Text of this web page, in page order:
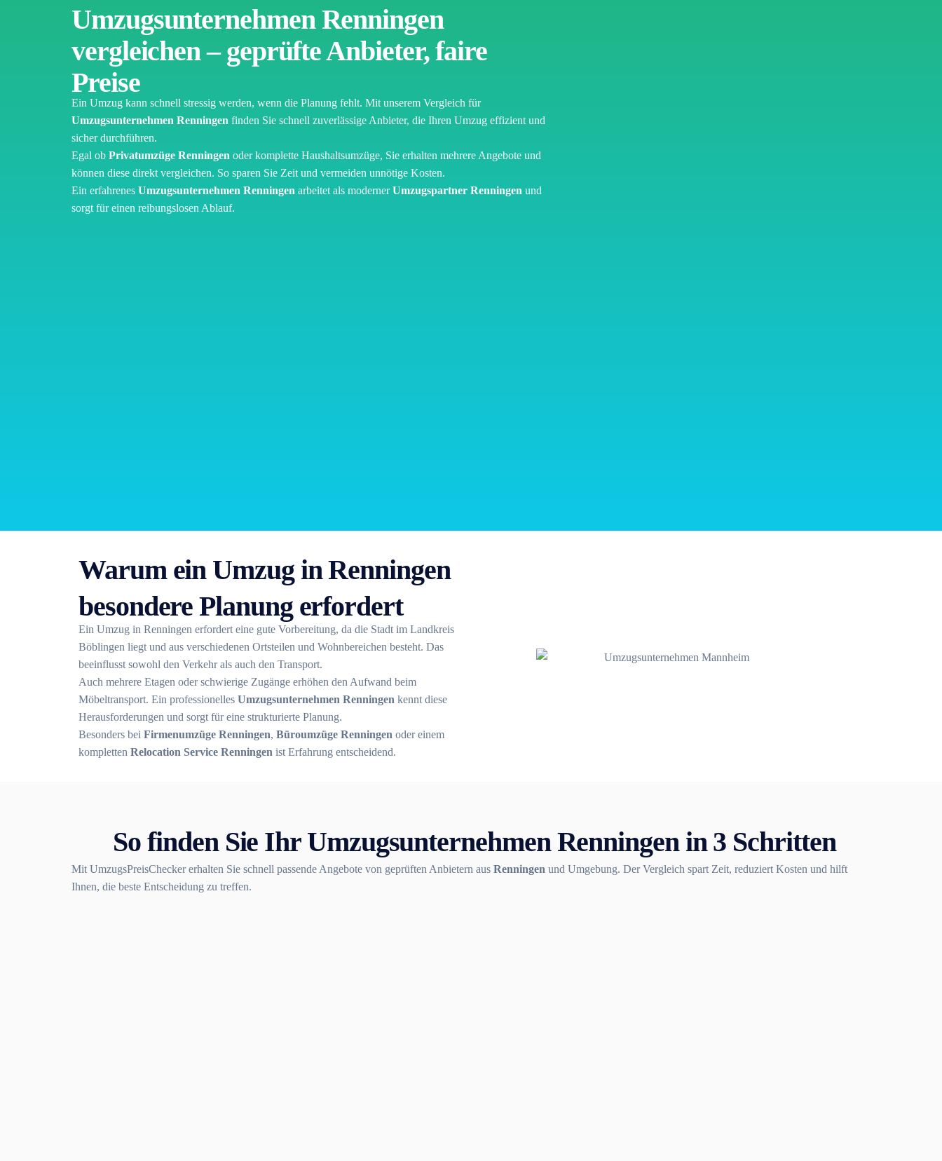
Umzugsunternehmen Renningen
vergleichen – geprüfte Anbieter, faire
Preise
Ein Umzug kann schnell stressig werden, wenn die Planung fehlt. Mit unserem Vergleich für
Umzugsunternehmen Renningen finden Sie schnell zuverlässige Anbieter, die Ihren Umzug effizient und
sicher durchführen.
Egal ob Privatumzüge Renningen oder komplette Haushaltsumzüge, Sie erhalten mehrere Angebote und
können diese direkt vergleichen. So sparen Sie Zeit und vermeiden unnötige Kosten.
Ein erfahrenes Umzugsunternehmen Renningen arbeitet als modernerUmzugspartner Renningen und
sorgt für einen reibungslosen Ablauf.
Warum ein Umzug in Renningen
besondere Planung erfordert
Ein Umzug in Renningen erfordert eine gute Vorbereitung, da die Stadt im Landkreis
Böblingen liegt und aus verschiedenen Ortsteilen und Wohnbereichen besteht. Das
beeinflusst sowohl den Verkehr als auch den Transport.
Auch mehrere Etagen oder schwierige Zugänge erhöhen den Aufwand beim
Möbeltransport. Ein professionelles Umzugsunternehmen Renningen kennt diese
Herausforderungen und sorgt für eine strukturierte Planung.
Besonders bei Firmenumzüge Renningen, Büroumzüge Renningen oder einem
kompletten Relocation Service Renningen ist Erfahrung entscheidend.
So finden Sie Ihr Umzugsunternehmen Renningen in 3 Schritten
Mit UmzugsPreisChecker erhalten Sie schnell passende Angebote von geprüften Anbietern aus Renningen und Umgebung. Der Vergleich spart Zeit, reduziert Kosten und hilft
Ihnen, die beste Entscheidung zu treffen.